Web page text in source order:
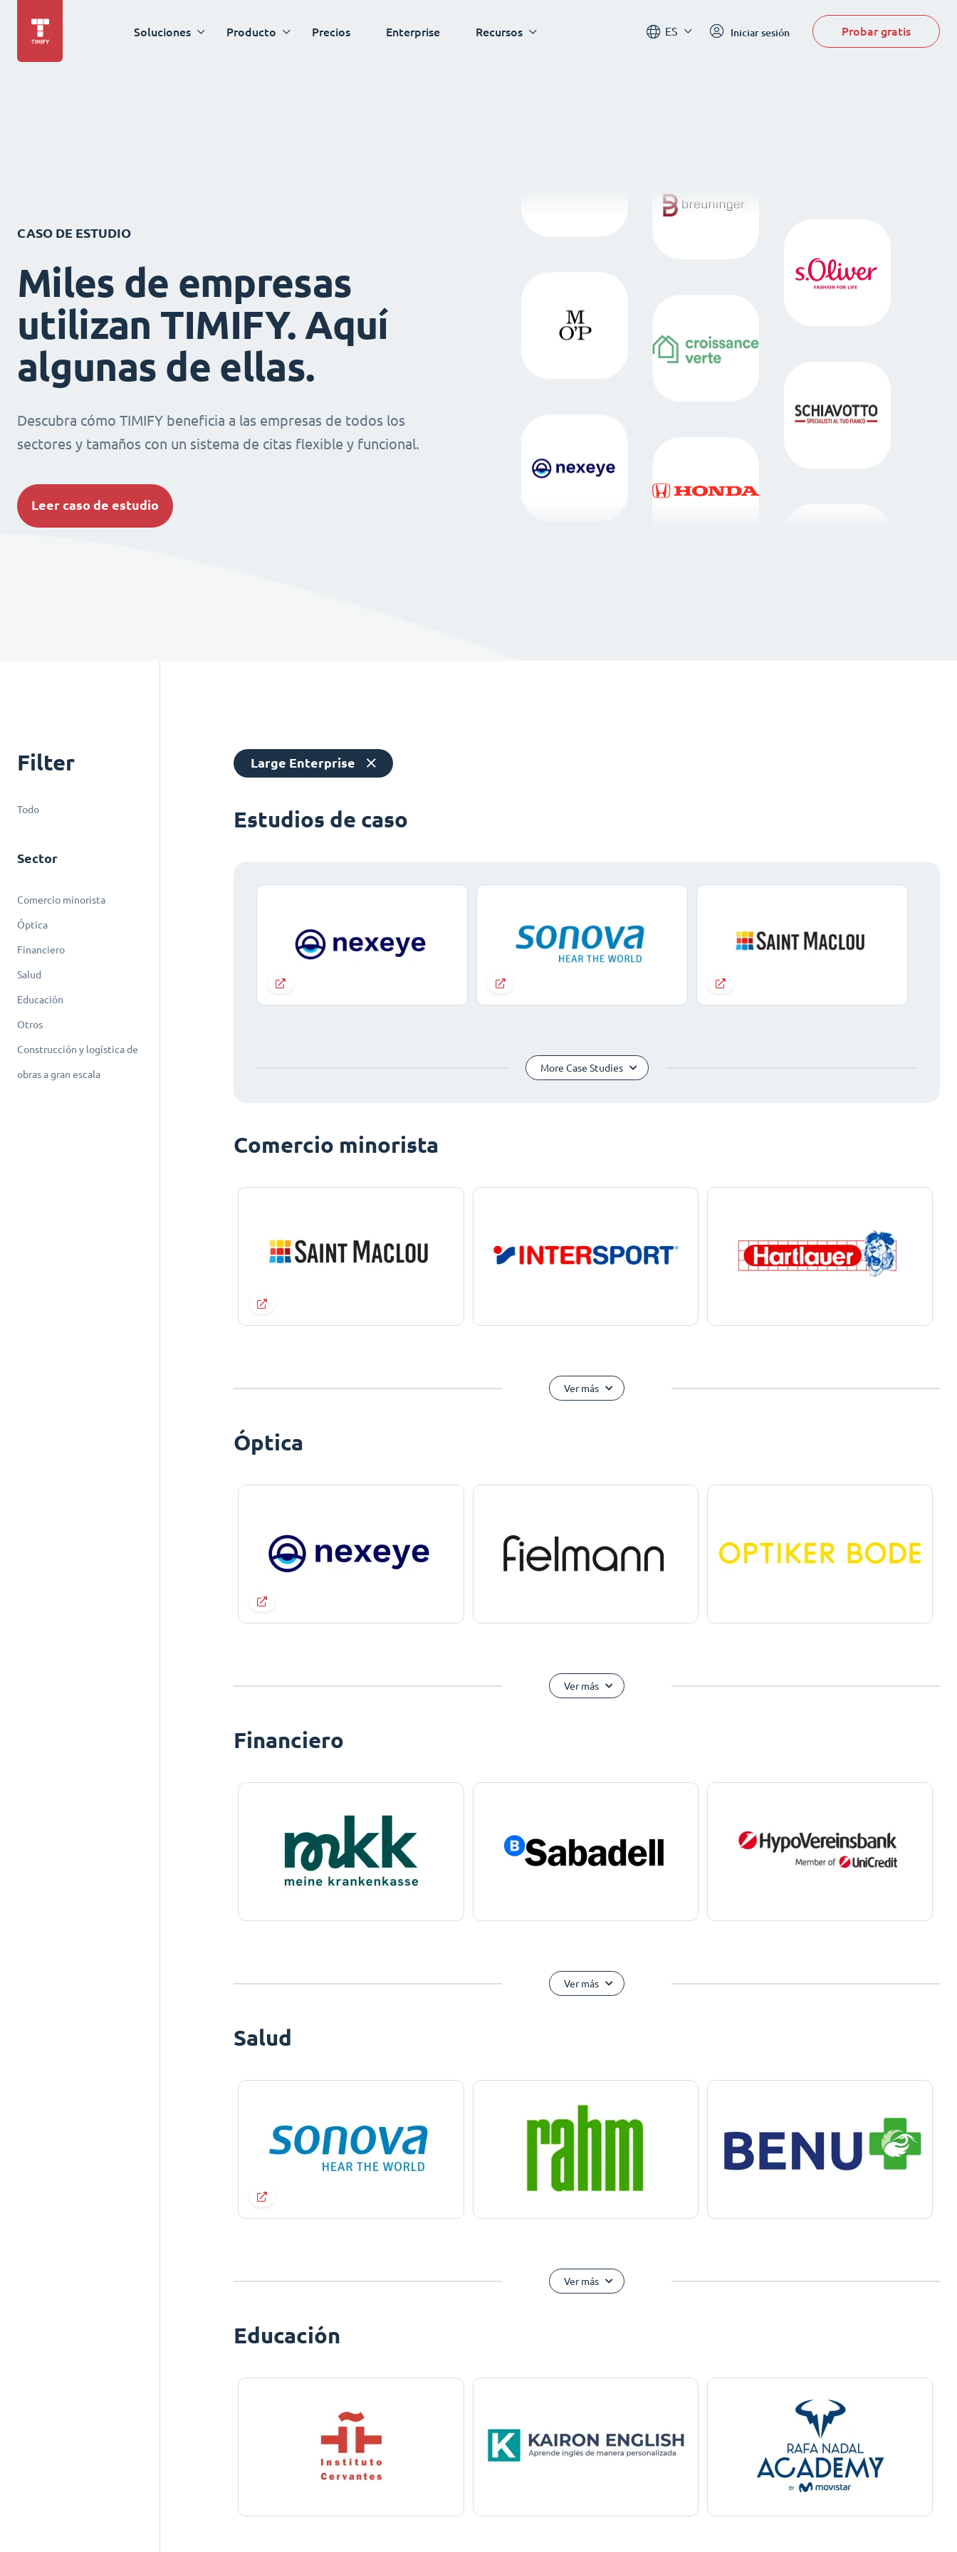
Soluciones Producto Precios Enterprise Recursos ES Iniciar sesión Probar gratis
CASO DE ESTUDIO
Miles de empresas
utilizan TIMIFY. Aquí
algunas de ellas.
Descubra cómo TIMIFY beneficia a las empresas de todos los
sectores y tamaños con un sistema de citas flexible y funcional.
Leer caso de estudio
Filter
Todo
Sector
Comercio minorista
Óptica
Financiero
Salud
Educación
Otros
Construcción y logística de
obras a gran escala
Large Enterprise
Estudios de caso
More Case Studies
Comercio minorista
Ver más
Óptica
Ver más
Financiero
Ver más
Salud
Ver más
Educación